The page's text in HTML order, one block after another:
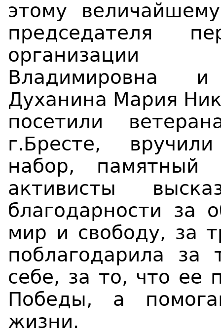
этому
председателя
организации
Владимировна
Духанина Мария
посетили
г.Бресте,
набор, памятный
активисты
благодарности за
мир и свободу, за
поблагодарила за
себе, за то, что ее
Победы, а
жизни.